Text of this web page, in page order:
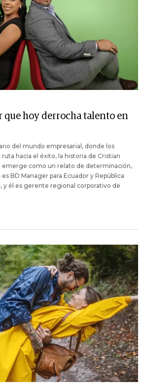
que hoy derrocha talento en
del mundo empresarial, donde los
hacia el éxito, la historia de Cristian
emerge como un relato de determinación,
BD Manager para Ecuador y República
y él es gerente regional corporativo de